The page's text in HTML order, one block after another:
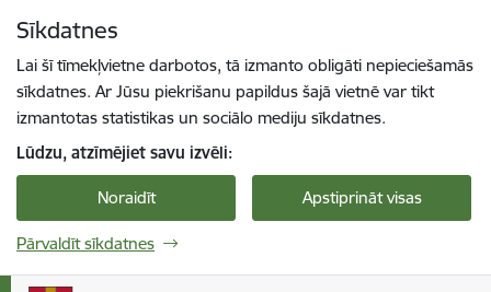
Sīkdatnes
Lai šī tīmekļvietne darbotos, tā izmanto obligāti nepieciešamās
sīkdatnes. Ar Jūsu piekrišanu papildus šajā vietnē var tikt
izmantotas statistikas un sociālo mediju sīkdatnes.
Lūdzu, atzīmējiet savu izvēli:
Noraidīt Apstiprināt visas
Pārvaldīt sīkdatnes